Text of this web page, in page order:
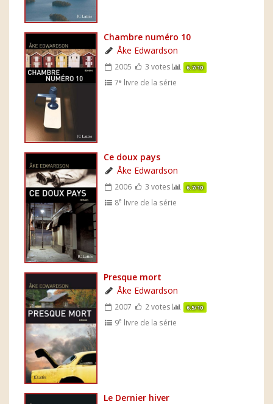
Chambre numéro 10
Åke Edwardson
2005 3 votes 6.7/10
7e livre de la série
Ce doux pays
Åke Edwardson
2006 3 votes 6.7/10
8e livre de la série
Presque mort
Åke Edwardson
2007 2 votes 6.5/10
9e livre de la série
Le Dernier hiver